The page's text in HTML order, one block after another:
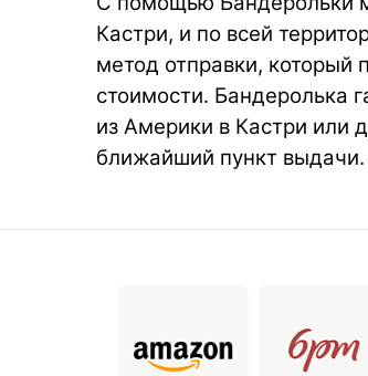
Кастри, и по всей
метод отправки, который
стоимости. Бандеролька
из Америки в Кастри или
ближайший пункт выдачи.